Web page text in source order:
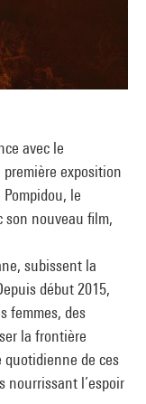
avec le
première exposition
le
son nouveau film,
subissent la
début 2015,
femmes, des
la frontière
quotidienne de ces
nourrissant l’espoir